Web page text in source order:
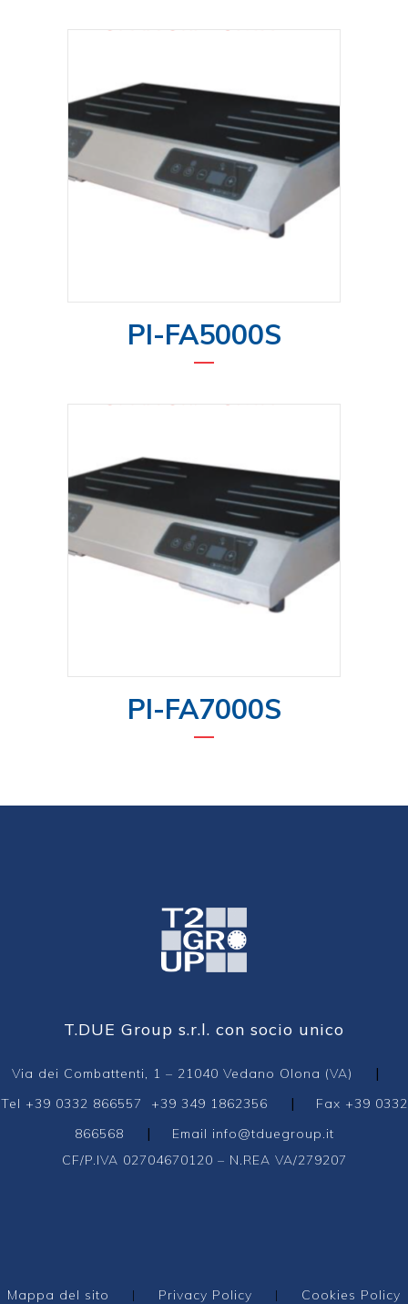
PI-FA5000S
PI-FA7000S
T.DUE Group s.r.l. con socio unico
Via dei Combattenti, 1 – 21040 Vedano Olona (VA) |
Tel +39 0332 866557 +39 349 1862356 |
Fax +39 0332
866568
| Email info@tduegroup.it
CF/P.IVA 02704670120 – N.REA VA/279207
Mappa del sito | Privacy Policy | Cookies Policy